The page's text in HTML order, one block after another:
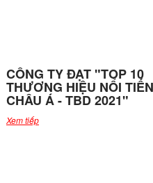
CÔNG TY ĐẠT "TOP 10
THƯƠNG HIỆU NỔI
CHÂU Á - TBD 2021"
Xem tiếp